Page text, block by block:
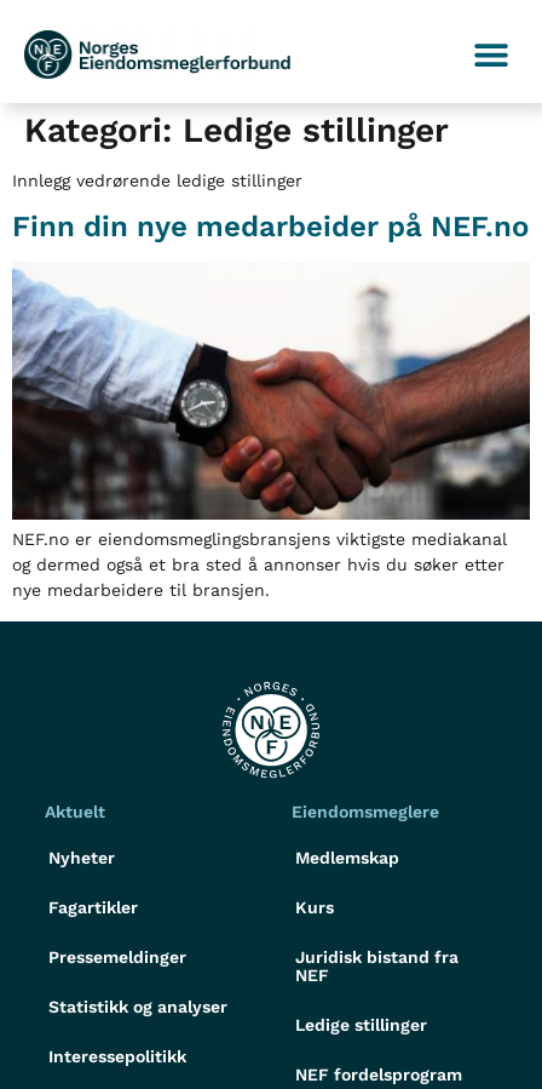
Kategori: Ledige stillinger
Innlegg vedrørende ledige stillinger
Finn din nye medarbeider på NEF.no
NEF.no er eiendomsmeglingsbransjens viktigste mediakanal
og dermed også et bra sted å annonser hvis du søker etter
nye medarbeidere til bransjen.
Aktuelt
Nyheter
Fagartikler
Pressemeldinger
Statistikk og analyser
Interessepolitikk
Eiendomsmeglere
Medlemskap
Kurs
Juridisk bistand fra
NEF
Ledige stillinger
NEF fordelsprogram